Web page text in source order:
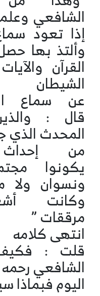
الشافعي
إذا تعود
وألتذ بها
القرآن
الشيطان
عن سماع
قال :
المحدث الذي
من
يكونوا
ونسوان ولا
وكانت
مرققات ”
انتهى كلامه
قلت : فكيف
الشافعي رحمه
اليوم فبماذا